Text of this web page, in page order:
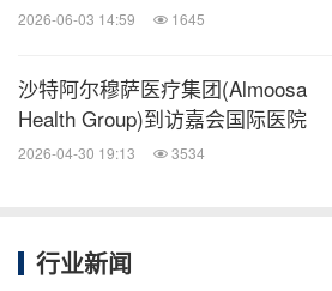
2026-06-03 14:59 1645
沙特阿尔穆萨医疗集团(Almoosa
Health Group)到访嘉会国际医院
2026-04-30 19:13 3534
行业新闻